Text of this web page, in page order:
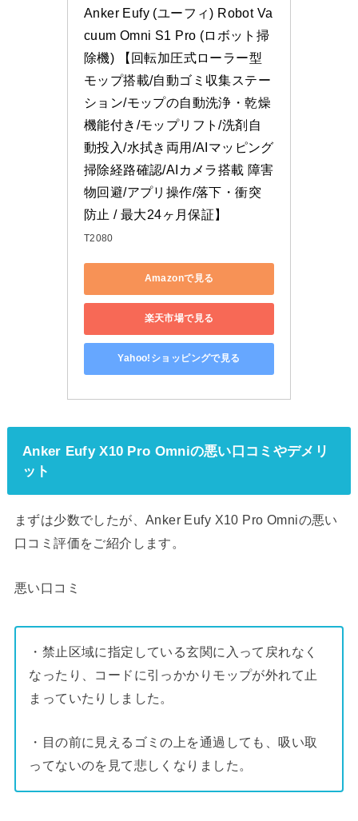
Anker Eufy (ユーフィ) Robot Va
cuum Omni S1 Pro (ロボット掃
除機) 【回転加圧式ローラー型
モップ搭載/自動ゴミ収集ステー
ション/モップの自動洗浄・乾燥
機能付き/モップリフト/洗剤自
動投入/水拭き両用/AIマッピング
掃除経路確認/AIカメラ搭載 障害
物回避/アプリ操作/落下・衝突
防止 / 最大24ヶ月保証】
T2080
Amazonで見る
楽天市場で見る
Yahoo!ショッピングで見る
Anker Eufy X10 Pro Omniの悪い口コミやデメリ
ット
まずは少数でしたが、Anker Eufy X10 Pro Omniの悪い
口コミ評価をご紹介します。
悪い口コミ
・禁止区域に指定している玄関に入って戻れなく
なったり、コードに引っかかりモップが外れて止
まっていたりしました。
・目の前に見えるゴミの上を通過しても、吸い取
ってないのを見て悲しくなりました。